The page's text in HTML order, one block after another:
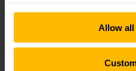
Allow all
Fördelar med våra
truckar: